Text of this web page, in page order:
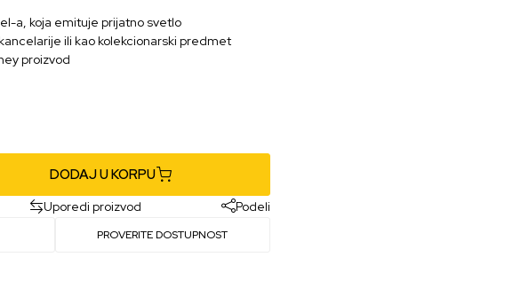
a, koja emituje prijatno svetlo
ili kao kolekcionarski predmet
proizvod
(nisu uključene)
DODAJ U KORPU
Uporedi proizvod Podeli
PROVERITE DOSTUPNOST